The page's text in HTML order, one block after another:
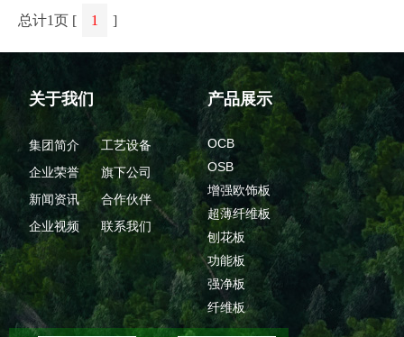
总计1页 [ 1 ]
关于我们
集团简介
工艺设备
企业荣誉
旗下公司
新闻资讯
合作伙伴
企业视频
联系我们
产品展示
OCB
OSB
增强欧饰板
超薄纤维板
刨花板
功能板
强净板
纤维板